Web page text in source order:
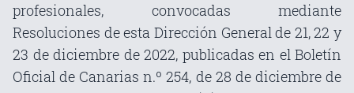
profesionales, convocadas mediante
Resoluciones de esta Dirección General de 21, 22 y
23 de diciembre de 2022, publicadas en el Boletín
Oficial de Canarias n.º 254, de 28 de diciembre de